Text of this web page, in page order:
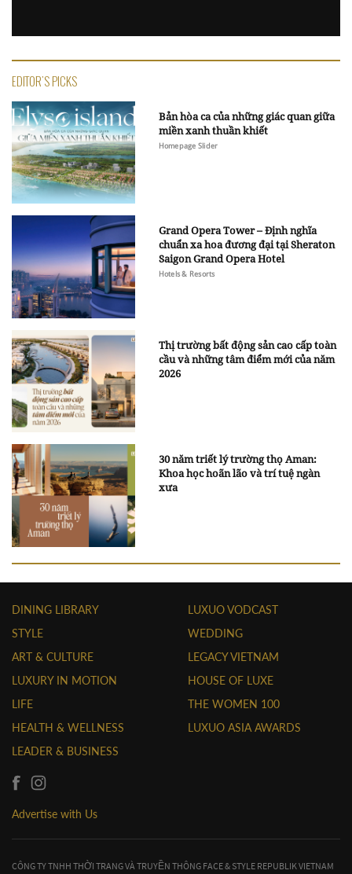
EDITOR'S PICKS
Bản hòa ca của những giác quan giữa
miền xanh thuần khiết
Homepage Slider
Grand Opera Tower – Định nghĩa
chuẩn xa hoa đương đại tại Sheraton
Saigon Grand Opera Hotel
Hotels & Resorts
Thị trường bất động sản cao cấp toàn
cầu và những tâm điểm mới của năm
2026
30 năm triết lý trường thọ Aman:
Khoa học hoãn lão và trí tuệ ngàn
xưa
DINING LIBRARY
STYLE
ART & CULTURE
LUXURY IN MOTION
LIFE
HEALTH & WELLNESS
LEADER & BUSINESS
LUXUO VODCAST
WEDDING
LEGACY VIETNAM
HOUSE OF LUXE
THE WOMEN 100
LUXUO ASIA AWARDS
Advertise with Us
CÔNG TY TNHH THỜI TRANG VÀ TRUYỀN THÔNG FACE & STYLE REPUBLIK VIETNAM